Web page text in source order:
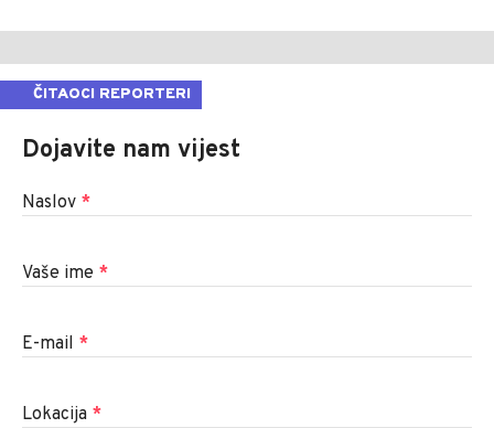
ČITAOCI REPORTERI
Dojavite nam vijest
Naslov *
Vaše ime *
E-mail *
Lokacija *